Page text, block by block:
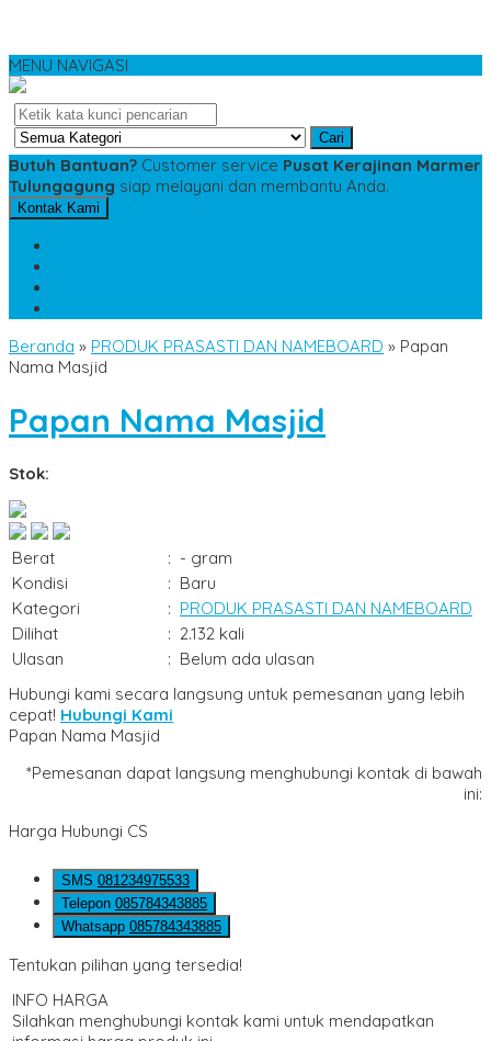
MENU NAVIGASI
Cari
Butuh Bantuan? Customer service Pusat Kerajinan Marmer
Tulungagung siap melayani dan membantu Anda.
Kontak Kami
Beranda » PRODUK PRASASTI DAN NAMEBOARD » Papan
Nama Masjid
Papan Nama Masjid
Stok:
Berat : - gram
Kondisi
: Baru
Kategori
: PRODUK PRASASTI DAN NAMEBOARD
Dilihat
: 2.132 kali
Ulasan
: Belum ada ulasan
Hubungi kami secara langsung untuk pemesanan yang lebih
cepat! Hubungi Kami
Papan Nama Masjid
*Pemesanan dapat langsung menghubungi kontak di bawah
ini:
Harga Hubungi CS
SMS 081234975533
Telepon 085784343885
Whatsapp 085784343885
Tentukan pilihan yang tersedia!
INFO HARGA
Silahkan menghubungi kontak kami untuk mendapatkan